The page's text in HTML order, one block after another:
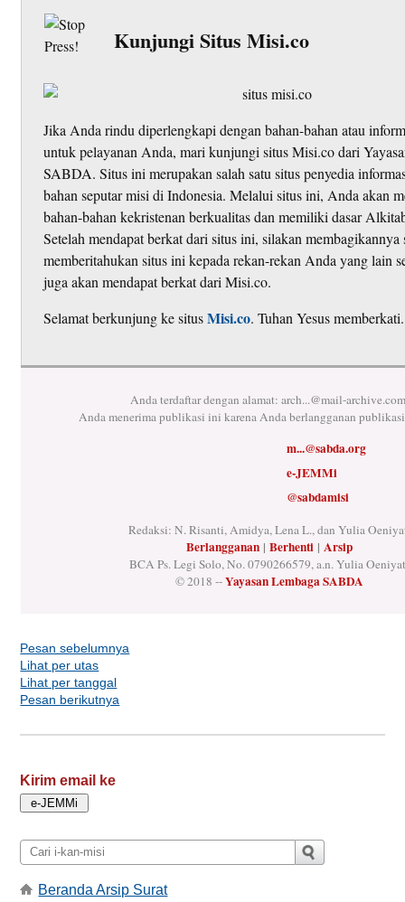
Kunjungi Situs Misi.co
Jika Anda rindu diperlengkapi dengan bahan-bahan atau
untuk pelayanan Anda, mari kunjungi situs Misi.co dari
SABDA. Situs ini merupakan salah satu situs penyedia
bahan seputar misi di Indonesia. Melalui situs ini, Anda akan
bahan-bahan kekristenan berkualitas dan memiliki dasar
Setelah mendapat berkat dari situs ini, silakan membagikannya
memberitahukan situs ini kepada rekan-rekan Anda yang lain
juga akan mendapat berkat dari Misi.co.
Selamat berkunjung ke situsMisi.co. Tuhan Yesus memberkati.
Anda terdaftar dengan alamat:arch...@mail-
Anda menerima publikasi ini karena Anda berlangganan
m...@sabda.org
e-JEMMi
@sabdamisi
Redaksi: N. Risanti, Amidya, Lena L., dan Yulia
Berlangganan |Berhenti |Arsip
BCA Ps. Legi Solo, No. 0790266579, a.n. Yulia
© 2018 --Yayasan Lembaga SABDA
Pesan sebelumnya
Lihat per utas
Lihat per tanggal
Pesan berikutnya
Kirim email ke
Beranda Arsip Surat